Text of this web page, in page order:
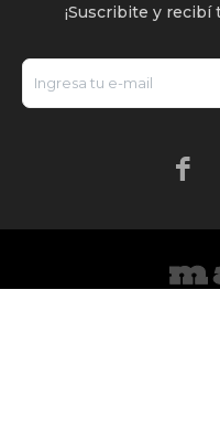
¡Suscribite y recibí
